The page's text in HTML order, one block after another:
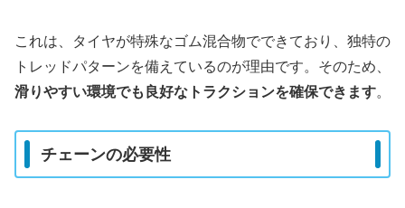
これは、タイヤが特殊なゴム混合物でできており、独特の
トレッドパターンを備えているのが理由です。そのため、
滑りやすい環境でも良好なトラクションを確保できます。
チェーンの必要性